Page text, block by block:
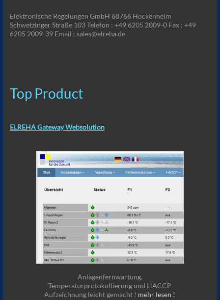
Elektronische Regelungen GmbH 68766 Hockenheim
Schwetzinger Straße 103 Telefon : +49 6205 2009-0 Fax : +49
6205 2009-39 Email : sales@elreha.de
Top Product
ELREHA Gateway Websolution
Anlagenfernwartung,
Temperaturprotokollierung und HACCP
Aufzeichnung leicht gemacht ! mehr lesen !